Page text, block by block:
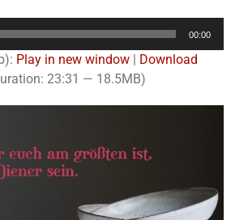
Audio-
00:00
Play in new window|
Download
23:31 — 18.5MB)